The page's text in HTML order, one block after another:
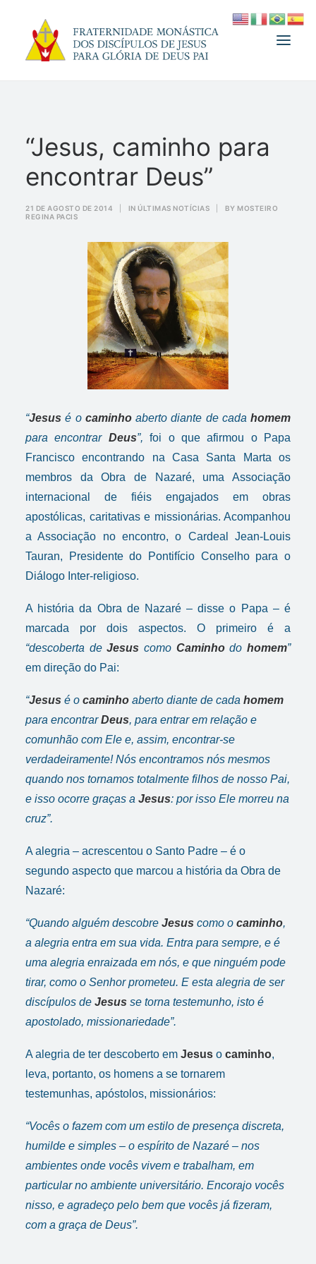
FUNDADOR
MEDJUGORJE
ATUALIDADES
INFORMATIVO
“Jesus, caminho para
encontrar Deus”
21 DE AGOSTO DE 2014 IN ÚLTIMAS NOTÍCIAS BY MOSTEIRO
REGINA PACIS
“Jesus é o caminhoaberto diante de cada homem
para encontrar Deus”,foi o que afirmou o Papa
Francisco encontrando na Casa Santa Marta os
membros da Obra de Nazaré, uma Associação
internacional de fiéis engajados em obras
apostólicas, caritativas e missionárias. Acompanhou
a Associação no encontro, o Cardeal Jean-Louis
Tauran, Presidente do Pontifício Conselho para o
Diálogo Inter-religioso.
A história da Obra de Nazaré – disse o Papa – é
marcada por dois aspectos. O primeiro é a
“descoberta deJesus como Caminhodohomem”
em direção do Pai:
“Jesus é o caminho aberto diante de cada homem
para encontrarDeus, para entrar em relação e
comunhão com Ele e, assim, encontrar-se
verdadeiramente! Nós encontramos nós mesmos
quando nos tornamos totalmente filhos de nosso Pai,
e isso ocorre graças a Jesus: por isso Ele morreu na
cruz”.
A alegria – acrescentou o Santo Padre – é o
segundo aspecto que marcou a história da Obra de
Nazaré:
“Quando alguém descobre Jesus como o caminho,
a alegria entra em sua vida. Entra para sempre, e é
uma alegria enraizada em nós, e que ninguém pode
tirar, como o Senhor prometeu. E esta alegria de ser
discípulos de Jesus se torna testemunho, isto é
apostolado, missionariedade”.
A alegria de ter descoberto em Jesus o caminho,
leva, portanto, os homens a se tornarem
testemunhas, apóstolos, missionários:
“Vocês o fazem com um estilo de presença discreta,
humilde e simples – o espírito de Nazaré – nos
ambientes onde vocês vivem e trabalham, em
particular no ambiente universitário. Encorajo vocês
nisso, e agradeço pelo bem que vocês já fizeram,
com a graça de Deus”.